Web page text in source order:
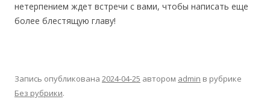
нетерпением ждет встречи с вами, чтобы написать еще
более блестящую главу!
Запись опубликована 2024-04-25 автором admin в рубрике
Без рубрики.